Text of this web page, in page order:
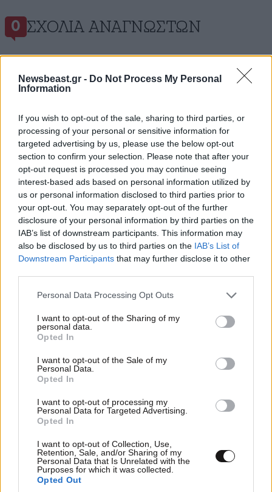
Newsbeast.gr - Do Not Process My Personal
Information
If you wish to opt-out of the sale, sharing to third parties, or
processing of your personal or sensitive information for
targeted advertising by us, please use the below opt-out
section to confirm your selection. Please note that after your
opt-out request is processed you may continue seeing
interest-based ads based on personal information utilized by
us or personal information disclosed to third parties prior to
your opt-out. You may separately opt-out of the further
disclosure of your personal information by third parties on the
IAB’s list of downstream participants. This information may
also be disclosed by us to third parties on the IAB’s List of
Downstream Participants that may further disclose it to other
Please note that this website/app uses one or more Google
not limited to your visit or usage behaviour. You may click to
grant or deny consent to Google and its third-party tags to
use your data for below specified purposes in below Google
consent section.
Personal Data Processing Opt Outs
I want to opt-out of the Sharing of my
personal data.
Opted In
I want to opt-out of the Sale of my
Personal Data.
Opted In
I want to opt-out of processing my
Personal Data for Targeted Advertising.
Opted In
I want to opt-out of Collection, Use,
Retention, Sale, and/or Sharing of my
Personal Data that Is Unrelated with the
Purposes for which it was collected.
Opted Out
0 ΣΧΌΛΙΑ ΑΝΑΓΝΩΣΤΏΝ
ΠΡΟΣΘΕΣΤΕ ΤΟ ΣΧΟΛΙΟ ΣΑΣ
ΠΡΟΣΘΗΚΗ
TRENDING